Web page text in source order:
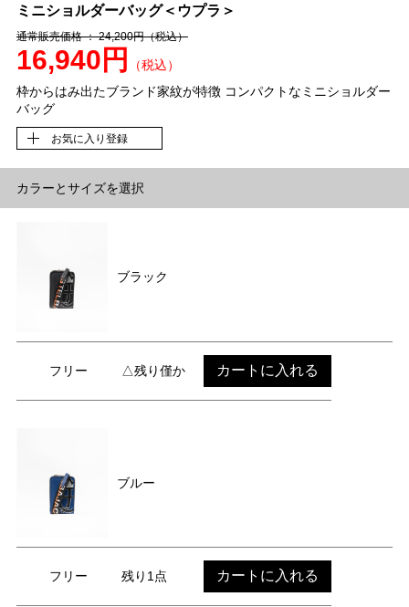
ミニショルダーバッグ＜ウプラ＞
通常販売価格 ： 24,200円（税込）
16,940円
（税込）
枠からはみ出たブランド家紋が特徴 コンパクトなミニショルダー
バッグ
お気に入り登録
カラーとサイズを選択
ブラック
フリー △残り僅か カートに入れる
ブルー
フリー 残り1点 カートに入れる